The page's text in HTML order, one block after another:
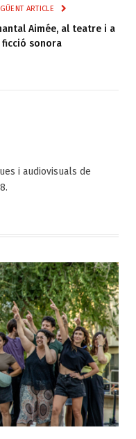
ARTICLE
Aimée, al teatre i a
ficció sonora
i audiovisuals de